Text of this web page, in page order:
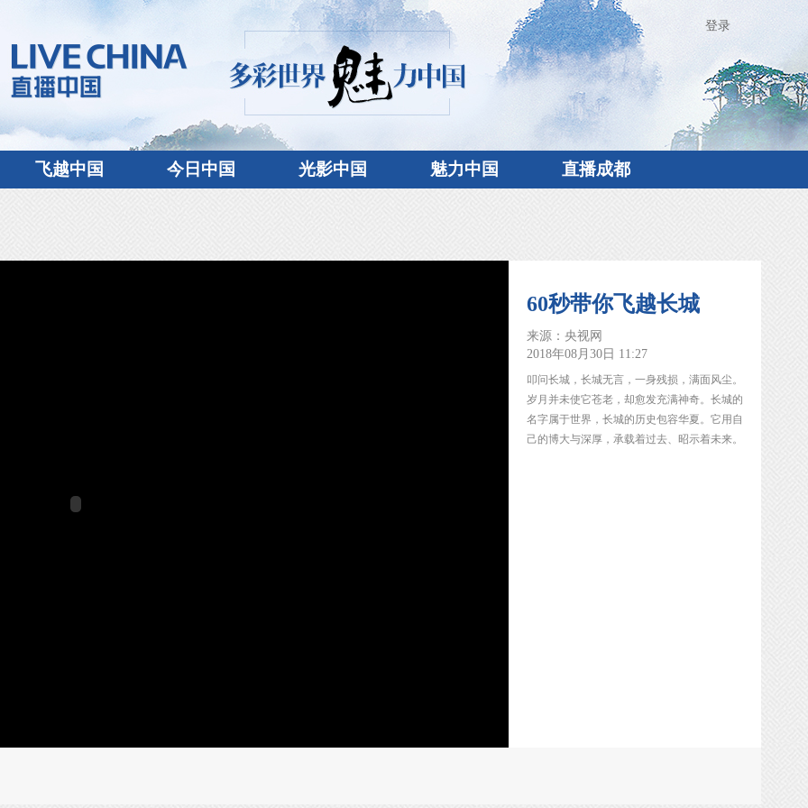
登录
飞越中国 今日中国 光影中国 魅力中国 直播成都
60秒带你飞越长城
来源：央视网
2018年08月30日 11:27
叩问长城，长城无言，一身残损，满面风尘。
岁月并未使它苍老，却愈发充满神奇。长城的
名字属于世界，长城的历史包容华夏。它用自
己的博大与深厚，承载着过去、昭示着未来。